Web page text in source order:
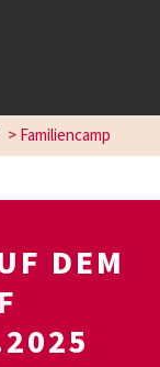
>Familiencamp
DEM